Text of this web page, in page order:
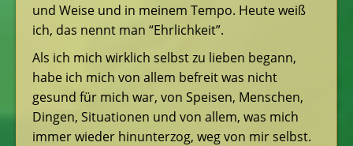
und Weise und in meinem Tempo. Heute weiß
ich, das nennt man “Ehrlichkeit”.
Als ich mich wirklich selbst zu lieben begann,
habe ich mich von allem befreit was nicht
gesund für mich war, von Speisen, Menschen,
Dingen, Situationen und von allem, was mich
immer wieder hinunterzog, weg von mir selbst.